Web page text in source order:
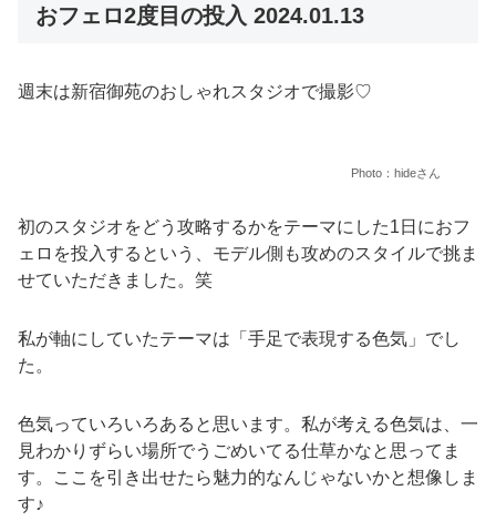
おフェロ2度目の投入 2024.01.13
週末は新宿御苑のおしゃれスタジオで撮影♡
Photo：hideさん
初のスタジオをどう攻略するかをテーマにした1日におフ
ェロを投入するという、モデル側も攻めのスタイルで挑ま
せていただきました。笑
私が軸にしていたテーマは「手足で表現する色気」でし
た。
色気っていろいろあると思います。私が考える色気は、一
見わかりずらい場所でうごめいてる仕草かなと思ってま
す。ここを引き出せたら魅力的なんじゃないかと想像しま
す♪